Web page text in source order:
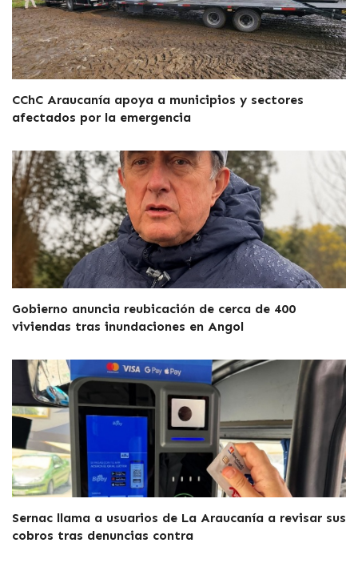
CChC Araucanía apoya a municipios y sectores
afectados por la emergencia
Gobierno anuncia reubicación de cerca de 400
viviendas tras inundaciones en Angol
Sernac llama a usuarios de La Araucanía a revisar sus
cobros tras denuncias contra